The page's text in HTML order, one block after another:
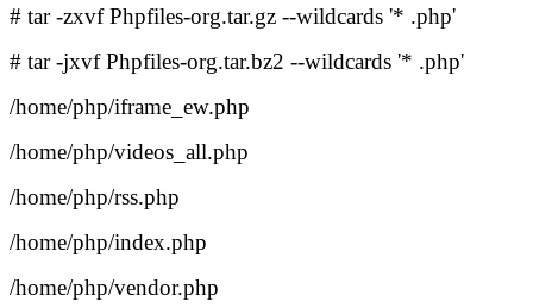
# tar -zxvf Phpfiles-org.tar.gz --wildcards '* .php'
# tar -jxvf Phpfiles-org.tar.bz2 --wildcards '* .php'
/home/php/iframe_ew.php
/home/php/videos_all.php
/home/php/rss.php
/home/php/index.php
/home/php/vendor.php